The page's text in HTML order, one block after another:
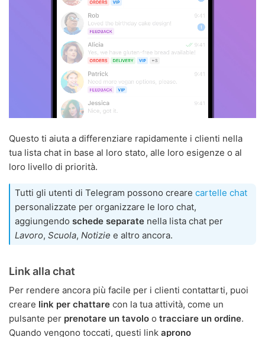
Questo ti aiuta a differenziare rapidamente i clienti nella
tua lista chat in base al loro stato, alle loro esigenze o al
loro livello di priorità.
Tutti gli utenti di Telegram possono creare cartelle chat
personalizzate per organizzare le loro chat,
aggiungendo schede separate nella lista chat per
Lavoro, Scuola, Notizie e altro ancora.
Link alla chat
Per rendere ancora più facile per i clienti contattarti, puoi
creare link per chattare con la tua attività, come un
pulsante per prenotare un tavolo o tracciare un ordine.
Quando vengono toccati, questi link aprono